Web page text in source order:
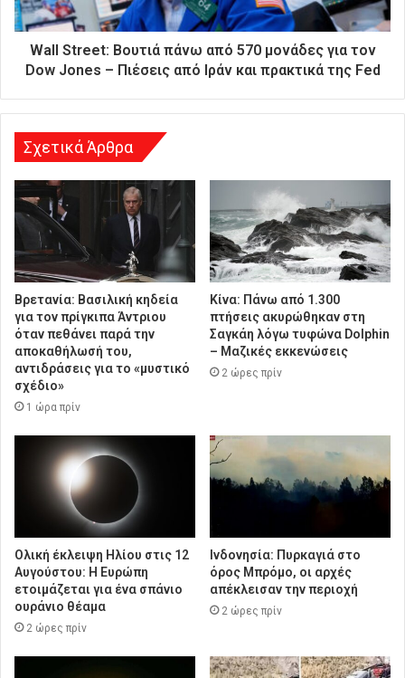
ε
ύ
σ
Wall Street: Βουτιά πάνω από 570 μονάδες για τον
Dow Jones – Πιέσεις από Ιράν και πρακτικά της Fed
Σχετικά Άρθρα
Βρετανία: Βασιλική κηδεία
για τον πρίγκιπα Άντριου
όταν πεθάνει παρά την
αποκαθήλωσή του,
αντιδράσεις για το «μυστικό
σχέδιο»
1 ώρα πρίν
Κίνα: Πάνω από 1.300
πτήσεις ακυρώθηκαν στη
Σαγκάη λόγω τυφώνα Dolphin
– Μαζικές εκκενώσεις
2 ώρες πρίν
Ολική έκλειψη Ηλίου στις 12
Αυγούστου: Η Ευρώπη
ετοιμάζεται για ένα σπάνιο
ουράνιο θέαμα
2 ώρες πρίν
Ινδονησία: Πυρκαγιά στο
όρος Μπρόμο, οι αρχές
απέκλεισαν την περιοχή
2 ώρες πρίν